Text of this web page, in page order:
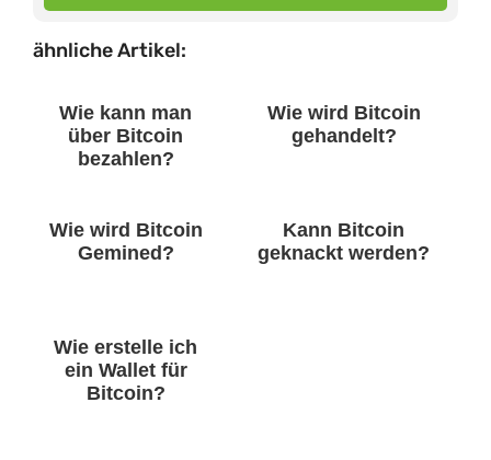
ähnliche Artikel:
Wie kann man
über Bitcoin
bezahlen?
Wie wird Bitcoin
gehandelt?
Wie wird Bitcoin
Gemined?
Kann Bitcoin
geknackt werden?
Wie erstelle ich
ein Wallet für
Bitcoin?